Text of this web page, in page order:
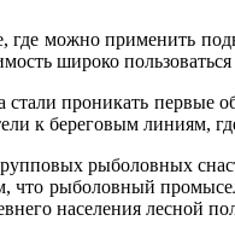
можно применить
широко
проникать первые
к береговым линиям,
рыболовных
что рыболовный
населения лесной